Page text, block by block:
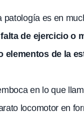
patología es en
de ejercicio o
elementos de la
en lo que
locomotor en